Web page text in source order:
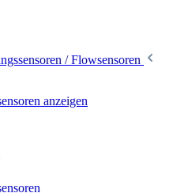
/ Flowsensoren
anzeigen